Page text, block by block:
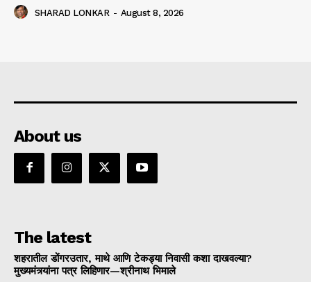
SHARAD LONKAR - August 8, 2026
About us
The latest
शहरातील डोंगरउतार, माथे आणि टेकड्या निवासी कशा दाखवल्या?
मुख्यमंत्र्यांना पत्र लिहिणार—श्रीनाथ भिमाले